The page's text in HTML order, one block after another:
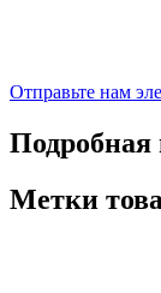
Отправьте нам
Подробная
Метки